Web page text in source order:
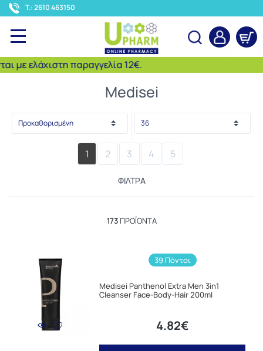
T.: 2610 463150
παραγγελία 12€.
Αναζήτηση
Medisei
1 2 3 4 5
ΦΊΛΤΡΑ
173ΠΡΟΪΌΝΤΑ
39 Πόντοι
Medisei Panthenol Extra Men 3in1
Cleanser Face-Body-Hair 200ml
4.82€